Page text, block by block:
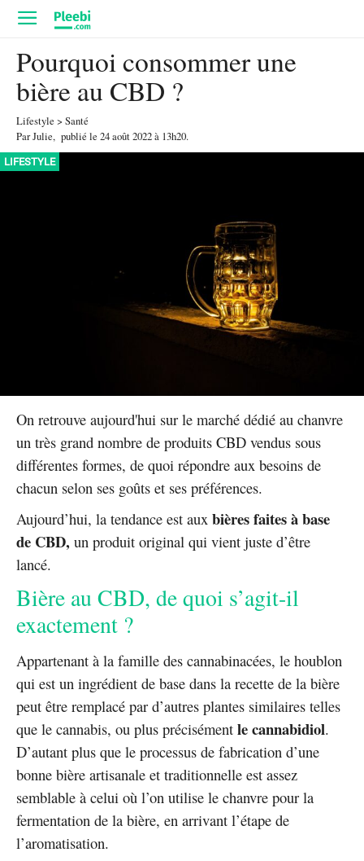
Pourquoi consommer une
bière au CBD ?
Lifestyle > Santé
ParJulie, publié le 24 août 2022à 13h20.
LIFESTYLE
On retrouve aujourd'hui sur le marché dédié au chanvre
un très grand nombre de produits CBD vendus sous
différentes formes, de quoi répondre aux besoins de
chacun selon ses goûts et ses préférences.
Aujourd’hui, la tendance est aux bières faites à base
de CBD, un produit original qui vient juste d’être
lancé.
Bière au CBD, de quoi s’agit-il
exactement ?
Appartenant à la famille des cannabinacées, le houblon
qui est un ingrédient de base dans la recette de la bière
peut être remplacé par d’autres plantes similaires telles
que le cannabis, ou plus précisément le cannabidiol.
D’autant plus que le processus de fabrication d’une
bonne bière artisanale et traditionnelle est assez
semblable à celui où l’on utilise le chanvre pour la
fermentation de la bière, en arrivant l’étape de
l’aromatisation.